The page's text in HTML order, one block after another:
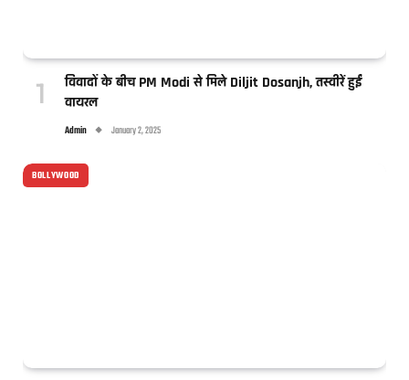
विवादों के बीच PM Modi से मिले Diljit Dosanjh, तस्वीरें हुईं
वायरल
Admin January 2, 2025
BOLLYWOOD